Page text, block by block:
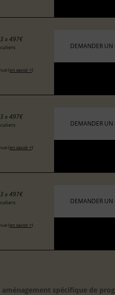
x 497€
(en savoir +)
DEMANDER UN
x 497€
(en savoir +)
DEMANDER UN
x 497€
(en savoir +)
DEMANDER UN
aménagement spécifique de